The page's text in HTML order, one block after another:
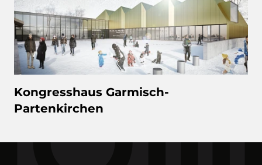
Kongresshaus Garmisch-
Partenkirchen